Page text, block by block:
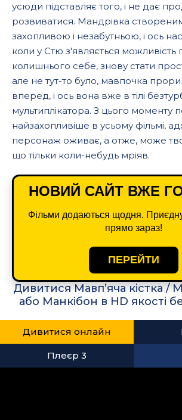
усюди підставляє того, і не дає
розвиватися. Мандрівка
захопливою і незабутньою, і ось
коли у Стю з'являється можливість
колишнього себе, знову стати
але не тут-то було, мавпочка
вперед, і ось вона вже в тілі
мультиплікатора. З цього моменту
найзахопливіше в усьому фільмі,
персонаж оживає, а отже, може
що тільки коли-небудь мріяв.
НОВИЙ САЙТ ВЖЕ
Фільми додаються щодня.
прямо зараз!
ПЕРЕЙТИ
Дивитися Мавп’яча кістка /
або Манкібон в HD якості
Дивитися онлайн
Плеєр 3